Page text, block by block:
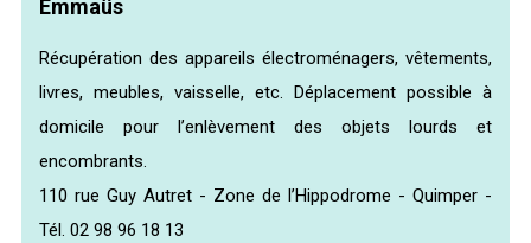
Emmaüs
Récupération des appareils électroménagers, vêtements,
livres, meubles, vaisselle, etc. Déplacement possible à
domicile pour l’enlèvement des objets lourds et
encombrants.
110 rue Guy Autret - Zone de l’Hippodrome - Quimper -
Tél. 02 98 96 18 13